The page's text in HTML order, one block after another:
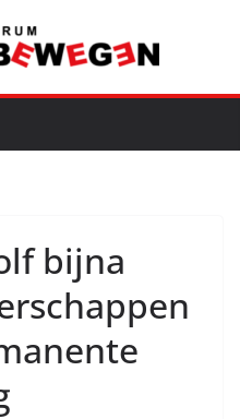
bijna